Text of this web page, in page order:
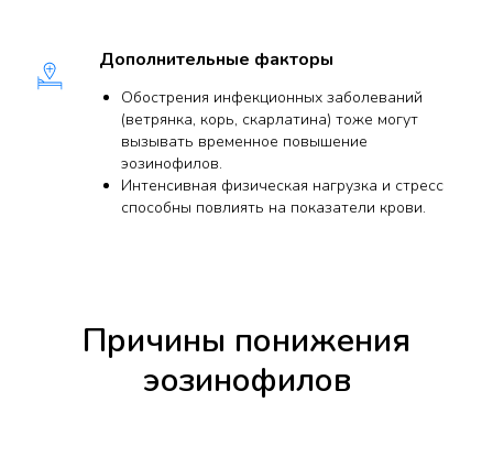
Дополнительные факторы
Обострения инфекционных заболеваний
(ветрянка, корь, скарлатина) тоже могут
вызывать временное повышение
эозинофилов.
Интенсивная физическая нагрузка и стресс
способны повлиять на показатели крови.
Причины понижения
эозинофилов